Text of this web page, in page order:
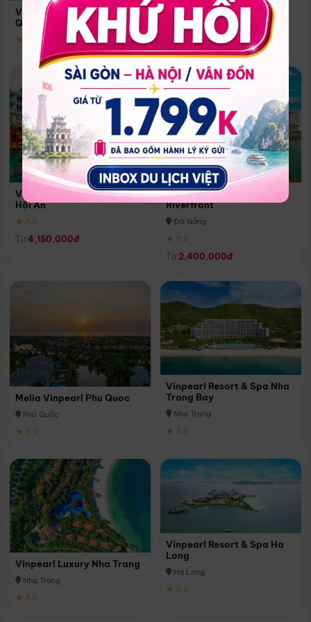
Vinpearl Resort & Spa Phu
Quoc
★ 5.0
Quoc
Phú Quốc
★ 5.0
Vinpearl Resort & Golf Nam
Hội An
★ 5.0
Từ 4,150,000đ
Melia Vinpearl Danang
Riverfront
Đà Nẵng
★ 5.0
Từ 2,400,000đ
Melia Vinpearl Phu Quoc
Phú Quốc
★ 5.0
Vinpearl Resort & Spa Nha
Trang Bay
Nha Trang
★ 5.0
Vinpearl Luxury Nha Trang
Nha Trang
★ 5.0
Vinpearl Resort & Spa Ha
Long
Hạ Long
★ 5.0